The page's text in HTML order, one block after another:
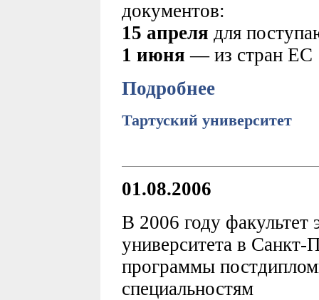
документов:
15 апреля для
1 июня — из стран ЕС
Подробнее
Тартуский университет
01.08.2006
В 2006 году факультет
университета в Санкт-
программы
специальностям